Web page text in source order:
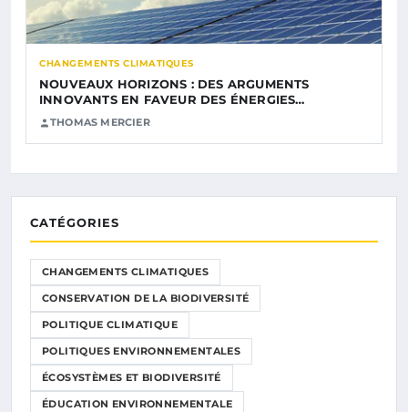
CHANGEMENTS CLIMATIQUES
NOUVEAUX HORIZONS : DES ARGUMENTS
INNOVANTS EN FAVEUR DES ÉNERGIES…
THOMAS MERCIER
CATÉGORIES
CHANGEMENTS CLIMATIQUES
CONSERVATION DE LA BIODIVERSITÉ
POLITIQUE CLIMATIQUE
POLITIQUES ENVIRONNEMENTALES
ÉCOSYSTÈMES ET BIODIVERSITÉ
ÉDUCATION ENVIRONNEMENTALE